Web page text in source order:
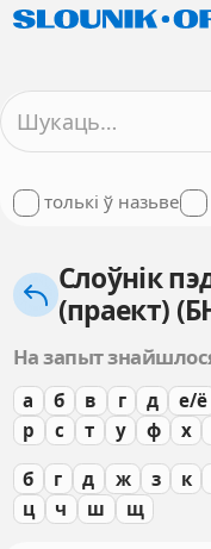
толькі ў назьве
Слоўнік
(праект)
На запыт
а б в г д е/ё
р
с т у ф х
б г д ж з к
ц
ч ш щ